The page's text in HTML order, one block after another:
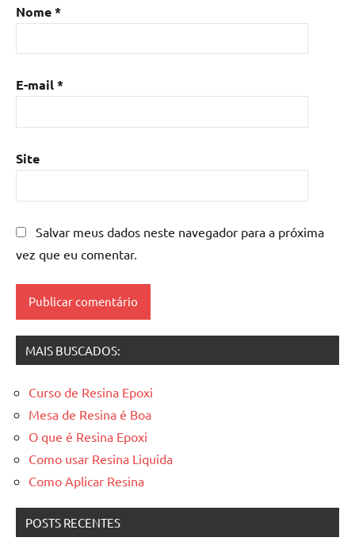
resina
madeira,
de
epoxi,
mesa
resinada,
madeira
mesas
resinadas
Nome*
E-mail*
Site
Salvar meus dados neste navegador para a próxima
vez que eu comentar.
MAIS BUSCADOS:
Curso de Resina Epoxi
Mesa de Resina é Boa
O que é Resina Epoxi
Como usar Resina Liquida
Como Aplicar Resina
POSTS RECENTES